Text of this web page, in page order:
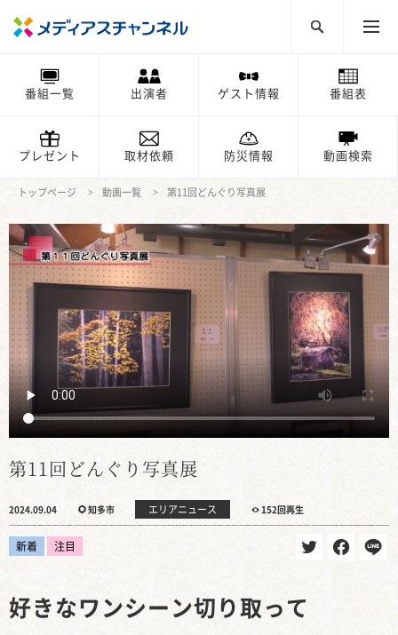
番組一覧 出演者 ゲスト情報 番組表
プレゼント 取材依頼 防災情報 動画検索
トップページ 動画一覧 第11回どんぐり写真展
第11回どんぐり写真展
2024.09.04 知多市 エリアニュース 152回再生
新着 注目
好きなワンシーン切り取って